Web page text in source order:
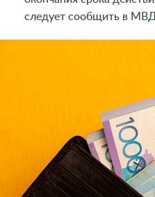
следует сообщить в